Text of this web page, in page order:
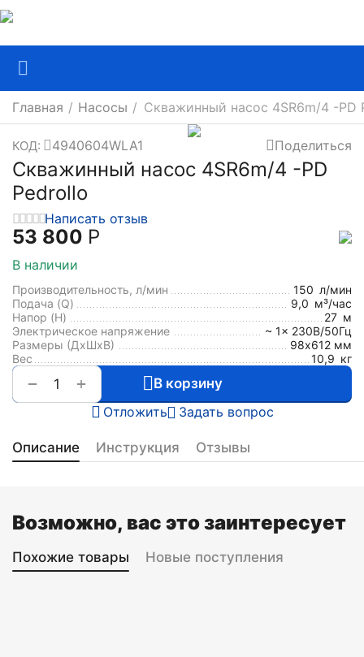
Главная / Насосы / Скважинный насос 4SR6m/4 -PD
КОД: 4940604WLA1 Поделиться
Скважинный насос 4SR6m/4 -PD
Pedrollo
Написать отзыв
53 800 Р
В наличии
Производительность, л/мин 150 л/мин
Подача (Q)
9,0 м³/час
Напор (H)
27 м
Электрическое напряжение
~ 1x 230В/50Гц
Размеры (ДхШxВ)
98х612 мм
Вес
10,9 кг
+
−
В корзину
Отложить
Задать вопрос
Описание Инструкция Отзывы
Возможно, вас это заинтересует
Похожие товары Новые поступления